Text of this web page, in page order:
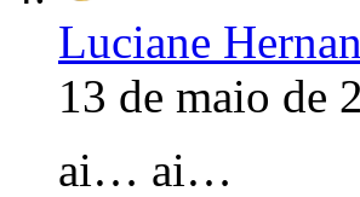
Luciane
13 de maio de
ai… ai…